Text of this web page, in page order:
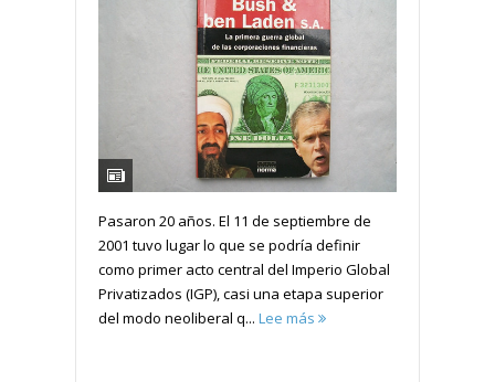
Pasaron 20 años. El 11 de septiembre de
2001 tuvo lugar lo que se podría definir
como primer acto central del Imperio Global
Privatizados (IGP), casi una etapa superior
del modo neoliberal q... Lee más